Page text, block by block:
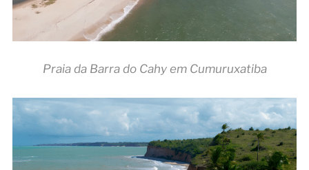
Praia da Barra do Cahy em Cumuruxatiba